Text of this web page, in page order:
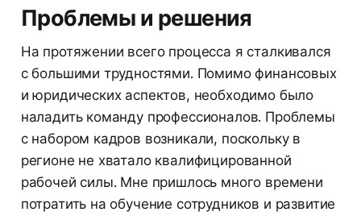
Проблемы и решения
На протяжении всего процесса я сталкивался
с большими трудностями. Помимо финансовых
и юридических аспектов, необходимо было
наладить команду профессионалов. Проблемы
с набором кадров возникали, поскольку в
регионе не хватало квалифицированной
рабочей силы. Мне пришлось много времени
потратить на обучение сотрудников и развитие